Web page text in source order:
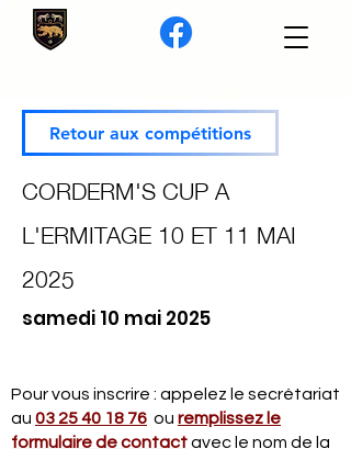
Retour aux compétitions
CORDERM'S CUP A
L'ERMITAGE 10 ET 11 MAI
2025
samedi 10 mai 2025
Pour vous inscrire : appelez le secrétariat
au 03 25 40 18 76 ou remplissez le
formulaire de contactavec le nom de la